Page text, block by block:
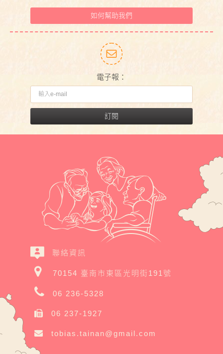
如何幫助我們
電子報：
訂閱
聯絡資訊
70154 臺南市東區光明街191號
06 236-5328
06 237-1927
tobias.tainan@gmail.com